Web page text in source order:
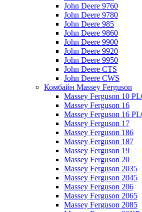
John Deere 9760
John Deere 9780
John Deere 985
John Deere 9860
John Deere 9900
John Deere 9920
John Deere 9950
John Deere CTS
John Deere CWS
Комбайн Massey Ferguson
Massey Ferguson 10
Massey Ferguson 16
Massey Ferguson 16
Massey Ferguson 17
Massey Ferguson 186
Massey Ferguson 187
Massey Ferguson 19
Massey Ferguson 20
Massey Ferguson 2035
Massey Ferguson 2045
Massey Ferguson 206
Massey Ferguson 2065
Massey Ferguson 2085